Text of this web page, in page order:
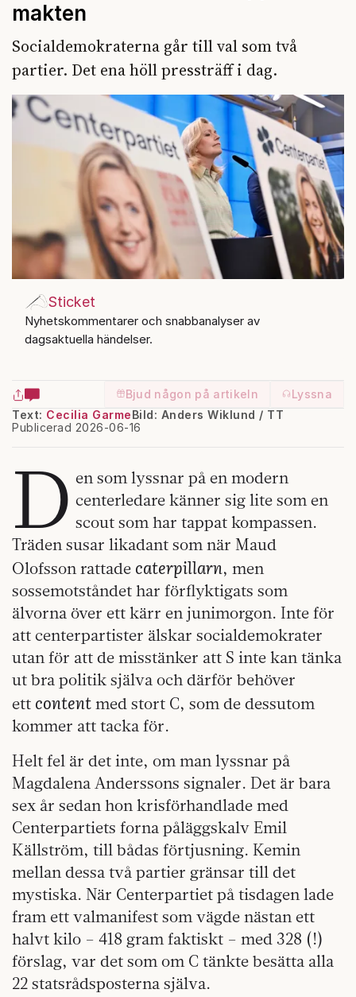
makten
Socialdemokraterna går till val som två
partier. Det ena höll pressträff i dag.
Sticket
Nyhetskommentarer och snabbanalyser av
dagsaktuella händelser.
Bjud någon på artikeln
Lyssna
Text: Cecilia Garme
Publicerad 2026-06-16
Bild: Anders Wiklund / TT
D en som lyssnar på en modern
centerledare känner sig lite som en
scout som har tappat kompassen.
Träden susar likadant som när Maud
Olofsson rattade caterpillarn, men
sossemotståndet har förflyktigats som
älvorna över ett kärr en junimorgon. Inte för
att centerpartister älskar socialdemokrater
utan för att de misstänker att S inte kan tänka
ut bra politik själva och därför behöver
ett content med stort C, som de dessutom
kommer att tacka för.
Helt fel är det inte, om man lyssnar på
Magdalena Anderssons signaler. Det är bara
sex år sedan hon krisförhandlade med
Centerpartiets forna påläggskalv Emil
Källström, till bådas förtjusning. Kemin
mellan dessa två partier gränsar till det
mystiska. När Centerpartiet på tisdagen lade
fram ett valmanifest som vägde nästan ett
halvt kilo – 418 gram faktiskt – med 328 (!)
förslag, var det som om C tänkte besätta alla
22 statsrådsposterna själva.